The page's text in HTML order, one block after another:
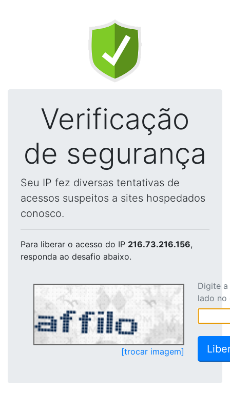
Verificação
de segurança
Seu IP fez diversas tentativas de
acessos suspeitos a sites hospedados
conosco.
Para liberar o acesso do IP 216.73.216.156,
responda ao desafio abaixo.
[trocar imagem]
Digite
lado no